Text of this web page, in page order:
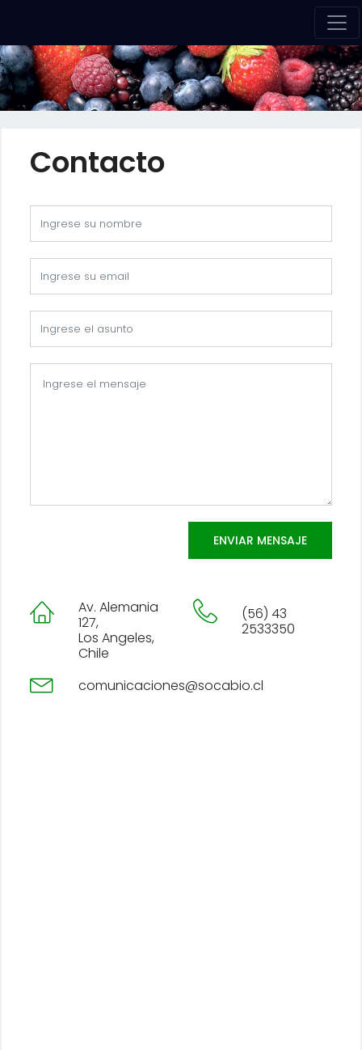
Contacto
ENVIAR MENSAJE
Av. Alemania
127,
Los Angeles,
Chile
(56) 43
2533350
comunicaciones@socabio.cl